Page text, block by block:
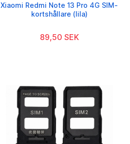
Xiaomi Redmi Note 13 Pro 4G SIM-
kortshållare (lila)
89,50 SEK